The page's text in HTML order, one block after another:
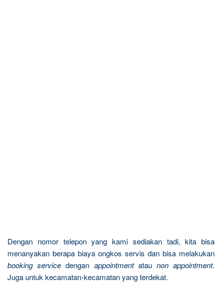
Dengan nomor telepon yang kami sediakan tadi, kita bisa
menanyakan berapa biaya ongkos servis dan bisa melakukan
booking service dengan appointmentatau non appointment.
Juga untuk kecamatan-kecamatan yang terdekat.